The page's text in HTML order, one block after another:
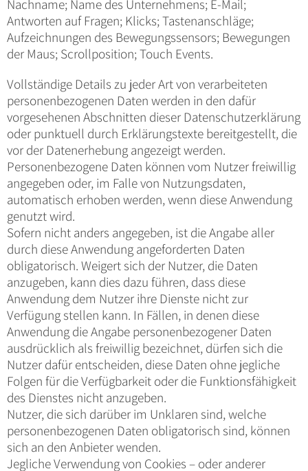
Nachname; Name des Unternehmens; E-Mail;
Antworten auf Fragen; Klicks; Tastenanschläge;
Aufzeichnungen des Bewegungssensors; Bewegungen
der Maus; Scrollposition; Touch Events.
Vollständige Details zu jeder Art von verarbeiteten
personenbezogenen Daten werden in den dafür
vorgesehenen Abschnitten dieser Datenschutzerklärung
oder punktuell durch Erklärungstexte bereitgestellt, die
vor der Datenerhebung angezeigt werden.
Personenbezogene Daten können vom Nutzer freiwillig
angegeben oder, im Falle von Nutzungsdaten,
automatisch erhoben werden, wenn diese Anwendung
genutzt wird.
Sofern nicht anders angegeben, ist die Angabe aller
durch diese Anwendung angeforderten Daten
obligatorisch. Weigert sich der Nutzer, die Daten
anzugeben, kann dies dazu führen, dass diese
Anwendung dem Nutzer ihre Dienste nicht zur
Verfügung stellen kann. In Fällen, in denen diese
Anwendung die Angabe personenbezogener Daten
ausdrücklich als freiwillig bezeichnet, dürfen sich die
Nutzer dafür entscheiden, diese Daten ohne jegliche
Folgen für die Verfügbarkeit oder die Funktionsfähigkeit
des Dienstes nicht anzugeben.
Nutzer, die sich darüber im Unklaren sind, welche
personenbezogenen Daten obligatorisch sind, können
sich an den Anbieter wenden.
Jegliche Verwendung von Cookies – oder anderer